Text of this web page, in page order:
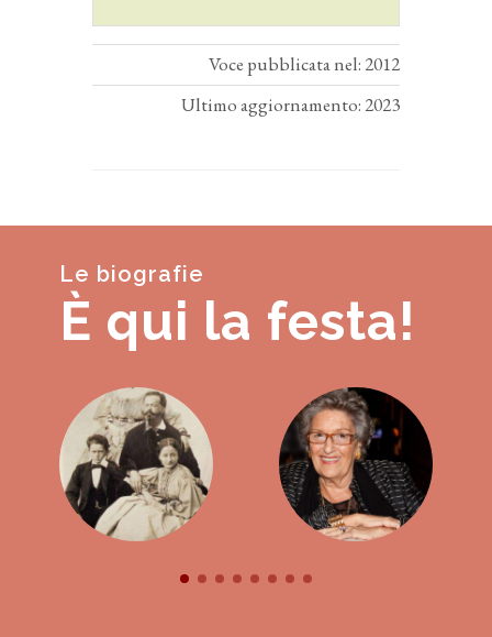
Voce pubblicata nel: 2012
Ultimo aggiornamento: 2023
Le biografie
È qui la festa!